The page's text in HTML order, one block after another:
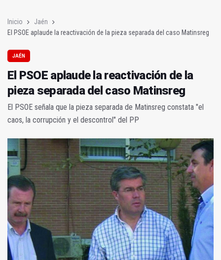
Inicio
Jaén
El PSOE aplaude la reactivación de la pieza separada del caso Matinsreg
JAÉN
El PSOE aplaude la reactivación de la
pieza separada del caso Matinsreg
El PSOE señala que la pieza separada de Matinsreg constata "el
caos, la corrupción y el descontrol" del PP